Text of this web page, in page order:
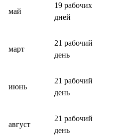
май
19 рабочих
дней
март
21 рабочий
день
июнь
21 рабочий
день
август
21 рабочий
день